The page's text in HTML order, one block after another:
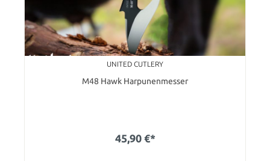
UNITED CUTLERY
M48 Hawk Harpunenmesser
45,90 €*